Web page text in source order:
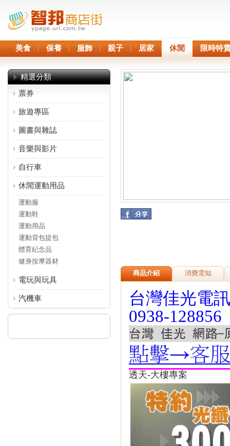
美食 保養 服飾 親子 居家 休閒 限時特
精選分類
票券
旅遊專區
圖書與雜誌
音樂與影片
自行車
休閒運動用品
運動服
運動鞋
運動用品
運動背包提包
體育紀念品
健身按摩器材
電玩與玩具
汽機車
商品介紹 消費需知
台灣佳光電
0938-128856
透天-大樓專案